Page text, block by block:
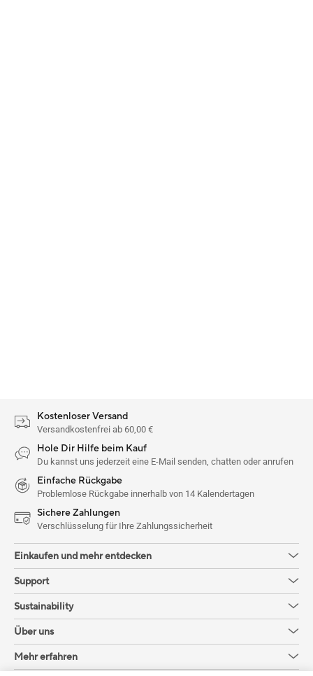
Kostenloser Versand
Versandkostenfrei ab 60,00 €
Hole Dir Hilfe beim Kauf
Du kannst uns jederzeit eine E-Mail senden, chatten oder anrufen
Einfache Rückgabe
Problemlose Rückgabe innerhalb von 14 Kalendertagen
Sichere Zahlungen
Verschlüsselung für Ihre Zahlungssicherheit
Einkaufen und mehr entdecken
Support
Sustainability
Über uns
Mehr erfahren